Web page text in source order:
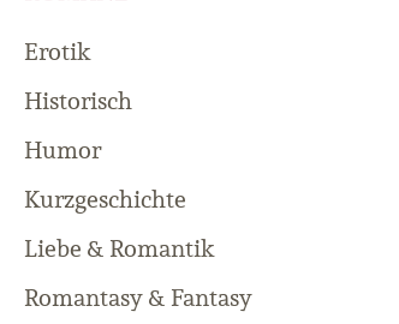
Erotik
Historisch
Humor
Kurzgeschichte
Liebe & Romantik
Romantasy & Fantasy